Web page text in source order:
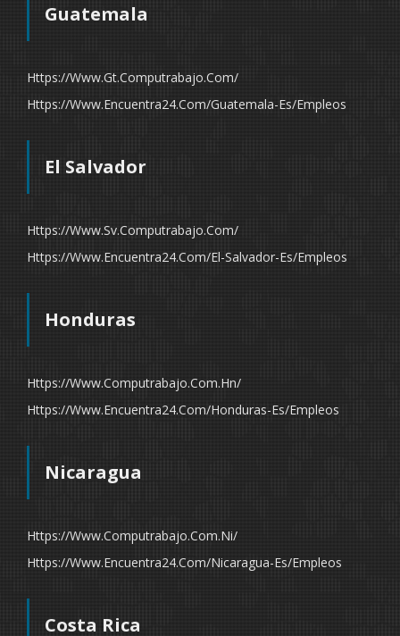
Guatemala
Https://www.gt.computrabajo.com/
Https://www.encuentra24.com/guatemala-Es/empleos
El Salvador
Https://www.sv.computrabajo.com/
Https://www.encuentra24.com/el-Salvador-Es/empleos
Honduras
Https://www.computrabajo.com.hn/
Https://www.encuentra24.com/honduras-Es/empleos
Nicaragua
Https://www.computrabajo.com.ni/
Https://www.encuentra24.com/nicaragua-Es/empleos
Costa Rica